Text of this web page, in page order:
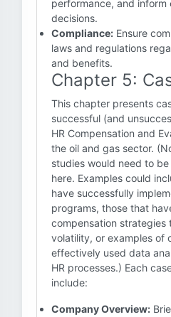
performance, and inform
decisions.
Compliance: Ensure
laws and regulations
and benefits.
Chapter 5:
This chapter presents
successful (and
HR Compensation and
the oil and gas sector.
studies would need to
here. Examples could
have successfully
programs, those that
compensation strategies
volatility, or examples of
effectively used data
HR processes.) Each
include:
Company Overview: